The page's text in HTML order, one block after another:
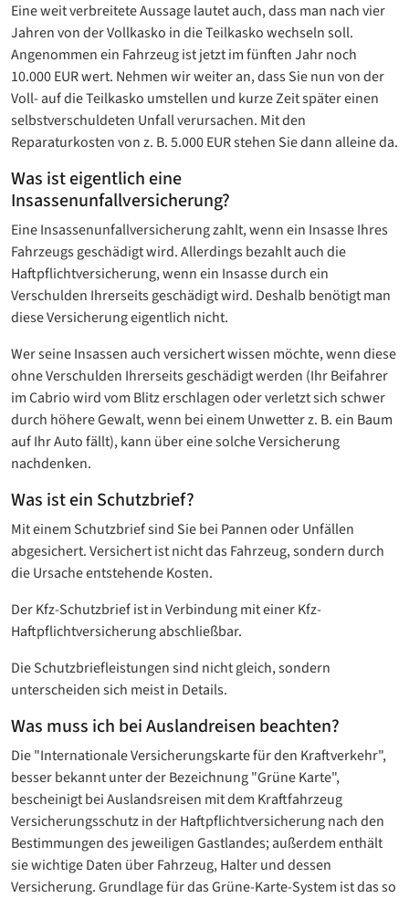
Eine weit verbreitete Aussage lautet auch, dass man nach vier
Jahren von der Vollkasko in die Teilkasko wechseln soll.
Angenommen ein Fahrzeug ist jetzt im fünften Jahr noch
10.000 EUR wert. Nehmen wir weiter an, dass Sie nun von der
Voll- auf die Teilkasko umstellen und kurze Zeit später einen
selbstverschuldeten Unfall verursachen. Mit den
Reparaturkosten von z. B. 5.000 EUR stehen Sie dann alleine da.
Was ist eigentlich eine
Insassenunfallversicherung?
Eine Insassenunfallversicherung zahlt, wenn ein Insasse Ihres
Fahrzeugs geschädigt wird. Allerdings bezahlt auch die
Haftpflichtversicherung, wenn ein Insasse durch ein
Verschulden Ihrerseits geschädigt wird. Deshalb benötigt man
diese Versicherung eigentlich nicht.
Wer seine Insassen auch versichert wissen möchte, wenn diese
ohne Verschulden Ihrerseits geschädigt werden (Ihr Beifahrer
im Cabrio wird vom Blitz erschlagen oder verletzt sich schwer
durch höhere Gewalt, wenn bei einem Unwetter z. B. ein Baum
auf Ihr Auto fällt), kann über eine solche Versicherung
nachdenken.
Was ist ein Schutzbrief?
Mit einem Schutzbrief sind Sie bei Pannen oder Unfällen
abgesichert. Versichert ist nicht das Fahrzeug, sondern durch
die Ursache entstehende Kosten.
Der Kfz-Schutzbrief ist in Verbindung mit einer Kfz-
Haftpflichtversicherung abschließbar.
Die Schutzbriefleistungen sind nicht gleich, sondern
unterscheiden sich meist in Details.
Was muss ich bei Auslandreisen beachten?
Die "Internationale Versicherungskarte für den Kraftverkehr",
besser bekannt unter der Bezeichnung "Grüne Karte",
bescheinigt bei Auslandsreisen mit dem Kraftfahrzeug
Versicherungsschutz in der Haftpflichtversicherung nach den
Bestimmungen des jeweiligen Gastlandes; außerdem enthält
sie wichtige Daten über Fahrzeug, Halter und dessen
Versicherung. Grundlage für das Grüne-Karte-System ist das so